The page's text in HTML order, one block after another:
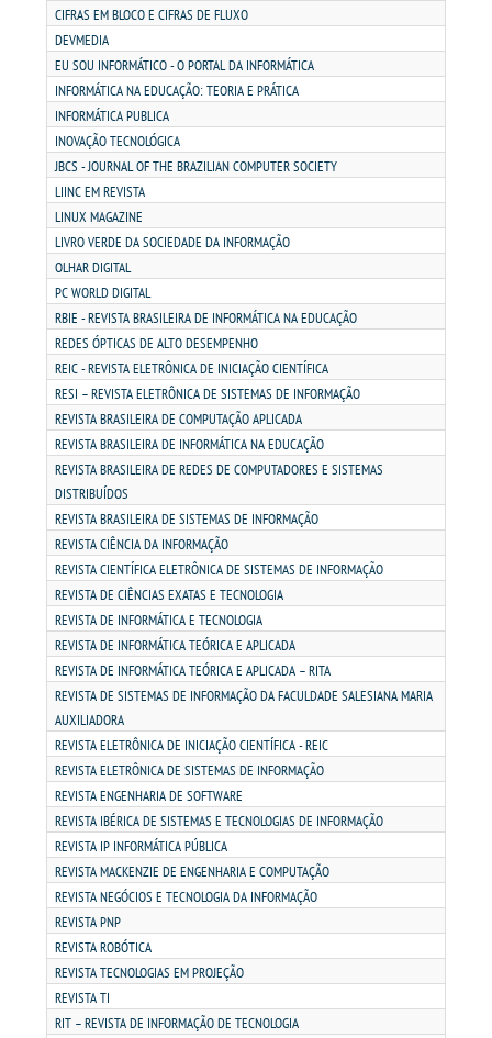
EDITAL - ADENDO 1
PUBLICAÇÕES
DESTAQUES
UNIESP NEWS
LOGIN
WEBMAIL
PORTAL DE ALUNOS
PORTAL DE PROFESSORES/ACADÊMICO
UNIESP
CONTATO
IMPRENSA
TRABALHE CONOSCO
OUVIDORIA
CIFRAS EM BLOCO E CIFRAS DE FLUXO
DEVMEDIA
EU SOU INFORMÁTICO - O PORTAL DA INFORMÁTICA
INFORMÁTICA NA EDUCAÇÃO: TEORIA E PRÁTICA
INFORMÁTICA PUBLICA
INOVAÇÃO TECNOLÓGICA
JBCS - JOURNAL OF THE BRAZILIAN COMPUTER SOCIETY
LIINC EM REVISTA
LINUX MAGAZINE
LIVRO VERDE DA SOCIEDADE DA INFORMAÇÃO
OLHAR DIGITAL
PC WORLD DIGITAL
RBIE - REVISTA BRASILEIRA DE INFORMÁTICA NA EDUCAÇÃO
REDES ÓPTICAS DE ALTO DESEMPENHO
REIC - REVISTA ELETRÔNICA DE INICIAÇÃO CIENTÍFICA
RESI – REVISTA ELETRÔNICA DE SISTEMAS DE INFORMAÇÃO
REVISTA BRASILEIRA DE COMPUTAÇÃO APLICADA
REVISTA BRASILEIRA DE INFORMÁTICA NA EDUCAÇÃO
REVISTA BRASILEIRA DE REDES DE COMPUTADORES E SISTEMAS
DISTRIBUÍDOS
REVISTA BRASILEIRA DE SISTEMAS DE INFORMAÇÃO
REVISTA CIÊNCIA DA INFORMAÇÃO
REVISTA CIENTÍFICA ELETRÔNICA DE SISTEMAS DE INFORMAÇÃO
REVISTA DE CIÊNCIAS EXATAS E TECNOLOGIA
REVISTA DE INFORMÁTICA E TECNOLOGIA
REVISTA DE INFORMÁTICA TEÓRICA E APLICADA
REVISTA DE INFORMÁTICA TEÓRICA E APLICADA – RITA
REVISTA DE SISTEMAS DE INFORMAÇÃO DA FACULDADE SALESIANA MARIA
AUXILIADORA
REVISTA ELETRÔNICA DE INICIAÇÃO CIENTÍFICA - REIC
REVISTA ELETRÔNICA DE SISTEMAS DE INFORMAÇÃO
REVISTA ENGENHARIA DE SOFTWARE
REVISTA IBÉRICA DE SISTEMAS E TECNOLOGIAS DE INFORMAÇÃO
REVISTA IP INFORMÁTICA PÚBLICA
REVISTA MACKENZIE DE ENGENHARIA E COMPUTAÇÃO
REVISTA NEGÓCIOS E TECNOLOGIA DA INFORMAÇÃO
REVISTA PNP
REVISTA ROBÓTICA
REVISTA TECNOLOGIAS EM PROJEÇÃO
REVISTA TI
RIT – REVISTA DE INFORMAÇÃO DE TECNOLOGIA